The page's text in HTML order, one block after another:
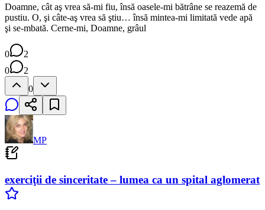
Doamne, cât aş vrea să-mi fiu, însă oasele-mi bătrâne se reazemă de
pustiu. O, şi câte-aş vrea să ştiu… însă mintea-mi limitată vede apă
şi se-mbată. Cerne-mi, Doamne, grâul
0
2
0
2
0
MP
exerciţii de sinceritate – lumea ca un spital aglomerat